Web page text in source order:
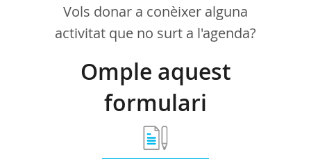
Vols donar a conèixer alguna
activitat que no surt a l'agenda?
Omple aquest
formulari